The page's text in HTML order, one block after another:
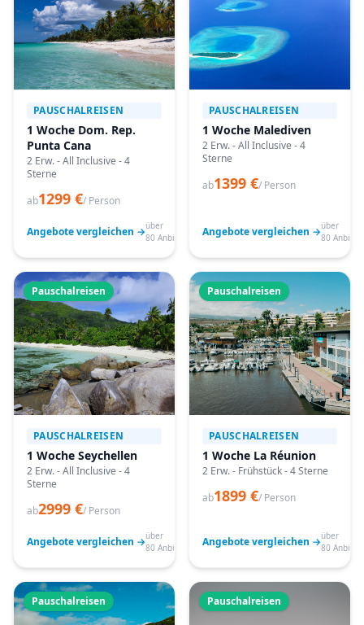
PAUSCHALREISEN
1 Woche Dom. Rep.
Punta Cana
2 Erw. - All Inclusive - 4
Sterne
ab1299 €/ Person
Angebote vergleichen →über
80 Anbieter
PAUSCHALREISEN
1 Woche Malediven
2 Erw. - All Inclusive - 4
Sterne
ab1399 €/ Person
Angebote vergleichen →über
80
Pauschalreisen
PAUSCHALREISEN
1 Woche Seychellen
2 Erw. - All Inclusive - 4
Sterne
ab2999 €/ Person
Angebote vergleichen →über
80 Anbieter
Pauschalreisen
PAUSCHALREISEN
1 Woche La Réunion
2 Erw. - Frühstück - 4 Sterne
ab1899 €/ Person
Angebote vergleichen →über
80
Pauschalreisen Pauschalreisen